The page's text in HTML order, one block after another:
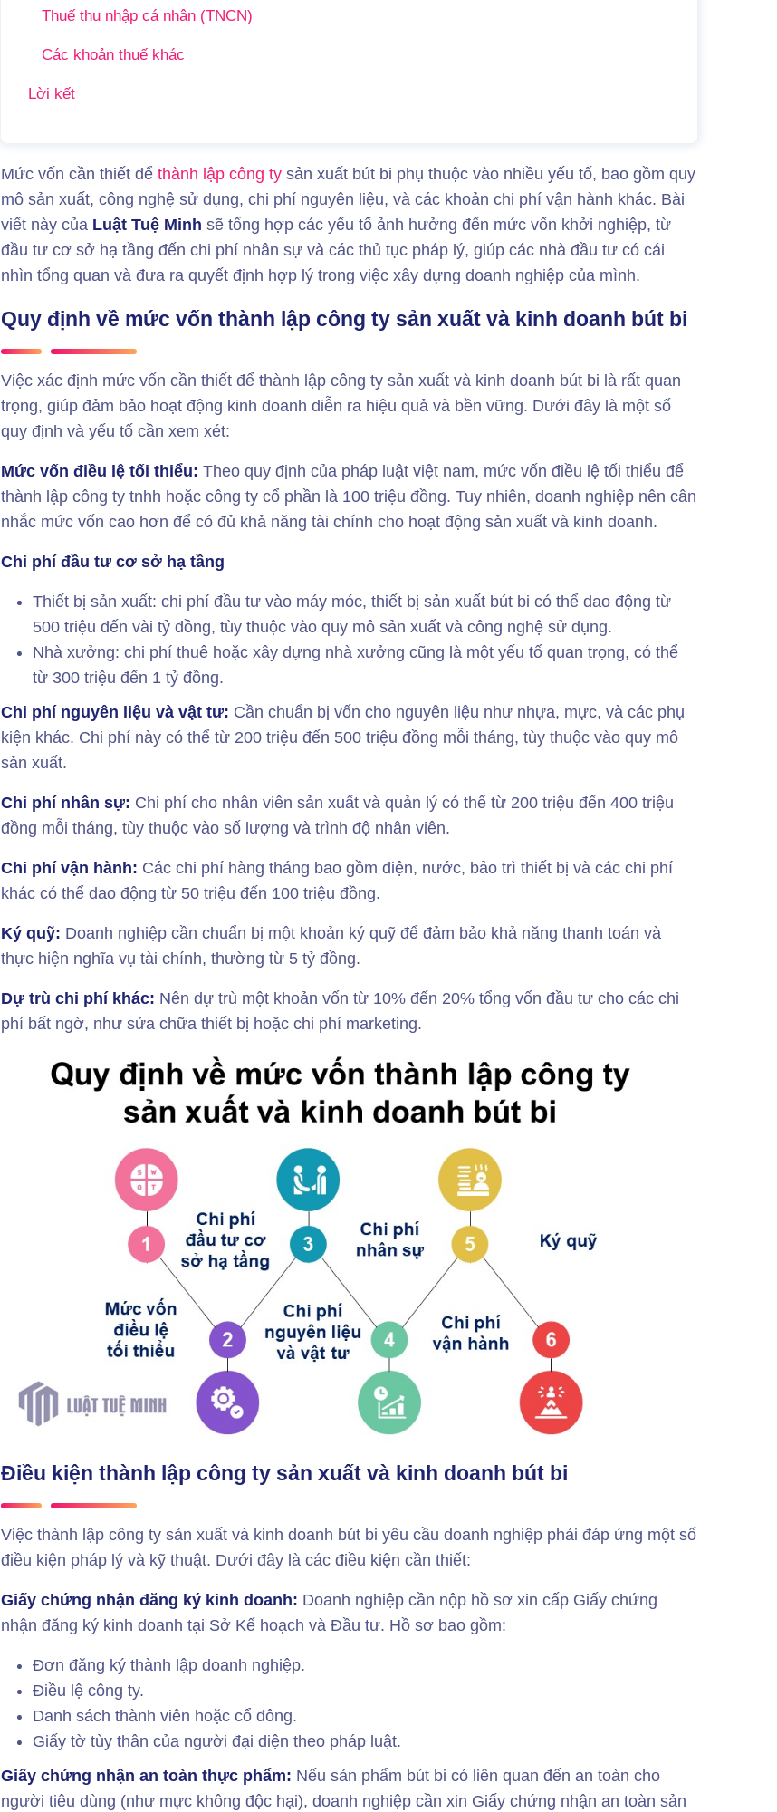
Thuế thu nhập cá nhân (TNCN)
Các khoản thuế khác
Lời kết
Mức vốn cần thiết đểthành lập công ty sản xuất bút bi phụ thuộc vào nhiều yếu tố, bao gồm quy
mô sản xuất, công nghệ sử dụng, chi phí nguyên liệu, và các khoản chi phí vận hành khác. Bài
viết này của Luật Tuệ Minh sẽ tổng hợp các yếu tố ảnh hưởng đến mức vốn khởi nghiệp, từ
đầu tư cơ sở hạ tầng đến chi phí nhân sự và các thủ tục pháp lý, giúp các nhà đầu tư có cái
nhìn tổng quan và đưa ra quyết định hợp lý trong việc xây dựng doanh nghiệp của mình.
Quy định về mức vốn thành lập công ty sản xuất và kinh doanh bút bi
Việc xác định mức vốn cần thiết đểthành lập công ty sản xuất và kinh doanh bút bi là rất quan
trọng, giúp đảm bảo hoạt động kinh doanh diễn ra hiệu quả và bền vững. Dưới đây là một số
quy định và yếu tố cần xem xét:
Mức vốn điều lệ tối thiểu: Theo quy định của pháp luật việt nam, mức vốn điều lệ tối thiểu để
thành lập công ty tnhh hoặc công ty cổ phần là 100 triệu đồng. Tuy nhiên, doanh nghiệp nên cân
nhắc mức vốn cao hơn để có đủ khả năng tài chính cho hoạt động sản xuất và kinh doanh.
Chi phí đầu tư cơ sở hạ tầng
Thiết bị sản xuất: chi phí đầu tư vào máy móc, thiết bị sản xuất bút bi có thể dao động từ
500 triệu đến vài tỷ đồng, tùy thuộc vào quy mô sản xuất và công nghệ sử dụng.
Nhà xưởng: chi phí thuê hoặc xây dựng nhà xưởng cũng là một yếu tố quan trọng, có thể
từ 300 triệu đến 1 tỷ đồng.
Chi phí nguyên liệu và vật tư: Cần chuẩn bị vốn cho nguyên liệu như nhựa, mực, và các phụ
kiện khác. Chi phí này có thể từ 200 triệu đến 500 triệu đồng mỗi tháng, tùy thuộc vào quy mô
sản xuất.
Chi phí nhân sự: Chi phí cho nhân viên sản xuất và quản lý có thể từ 200 triệu đến 400 triệu
đồng mỗi tháng, tùy thuộc vào số lượng và trình độ nhân viên.
Chi phí vận hành: Các chi phí hàng tháng bao gồm điện, nước, bảo trì thiết bị và các chi phí
khác có thể dao động từ 50 triệu đến 100 triệu đồng.
Ký quỹ: Doanh nghiệp cần chuẩn bị một khoản ký quỹ để đảm bảo khả năng thanh toán và
thực hiện nghĩa vụ tài chính, thường từ 5 tỷ đồng.
Dự trù chi phí khác: Nên dự trù một khoản vốn từ 10% đến 20% tổng vốn đầu tư cho các chi
phí bất ngờ, như sửa chữa thiết bị hoặc chi phí marketing.
Điều kiện thành lập công ty sản xuất và kinh doanh bút bi
Việcthành lập công ty sản xuất và kinh doanh bút bi yêu cầu doanh nghiệp phải đáp ứng một số
điều kiện pháp lý và kỹ thuật. Dưới đây là các điều kiện cần thiết:
Giấy chứng nhận đăng ký kinh doanh: Doanh nghiệp cần nộp hồ sơ xin cấp Giấy chứng
nhận đăng ký kinh doanh tại Sở Kế hoạch và Đầu tư. Hồ sơ bao gồm:
Đơn đăng ký thành lập doanh nghiệp.
Điều lệ công ty.
Danh sách thành viên hoặc cổ đông.
Giấy tờ tùy thân của người đại diện theo pháp luật.
Giấy chứng nhận an toàn thực phẩm: Nếu sản phẩm bút bi có liên quan đến an toàn cho
người tiêu dùng (như mực không độc hại), doanh nghiệp cần xin Giấy chứng nhận an toàn sản